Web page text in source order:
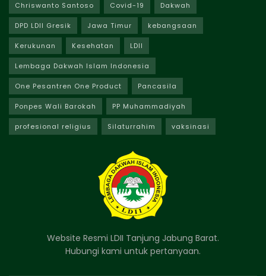
Chriswanto Santoso Covid-19 Dakwah
DPD LDII Gresik Jawa Timur kebangsaan
Kerukunan Kesehatan LDII
Lembaga Dakwah Islam Indonesia
One Pesantren One Product Pancasila
Ponpes Wali Barokah PP Muhammadiyah
profesional religius Silaturrahim vaksinasi
Website Resmi LDII Tanjung Jabung Barat.
Hubungi kami untuk pertanyaan.